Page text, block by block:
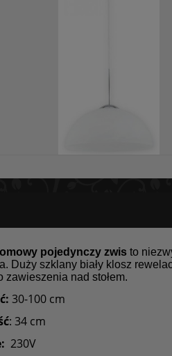
pojedynczy zwis to
Duży szklany biały klosz
zawieszenia nad stołem.
30-100 cm
: 34 cm
230V